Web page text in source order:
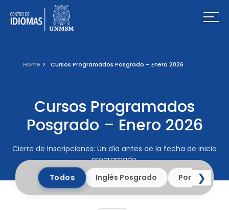
Home Cursos Programados Posgrado – Enero 2026
Cursos Programados
Posgrado – Enero 2026
Cierre de Inscripciones: Un día antes de la fecha de inicio
programado.
Todos Inglés Posgrado Portugués
❯